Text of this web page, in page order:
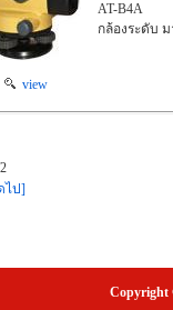
view
AT-B4A
กล้องระดับ
ไป]
Copyright